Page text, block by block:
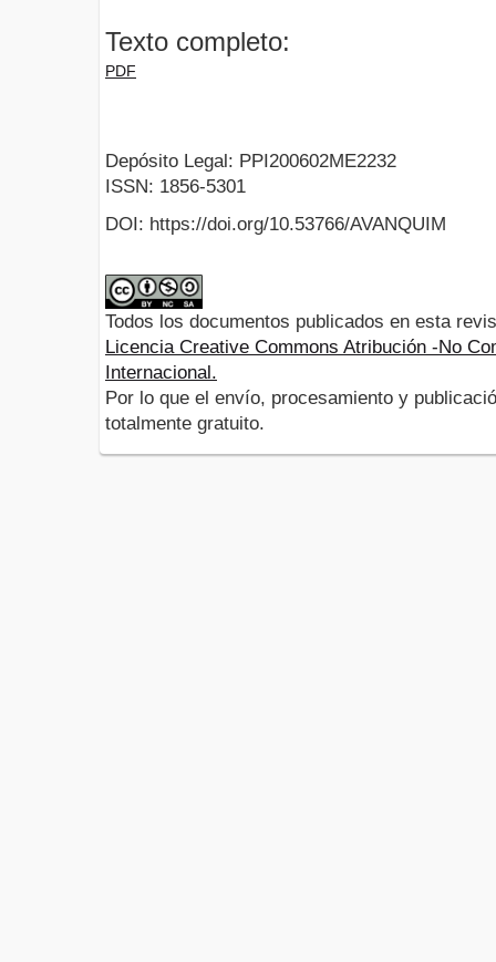
Texto completo:
PDF
Depósito Legal: PPI200602ME2232
ISSN: 1856-5301
DOI: https://doi.org/10.53766/AVANQUIM
Todos los documentos publicados en esta
Licencia Creative Commons Atribución -No
Internacional.
Por lo que el envío, procesamiento y
totalmente gratuito.